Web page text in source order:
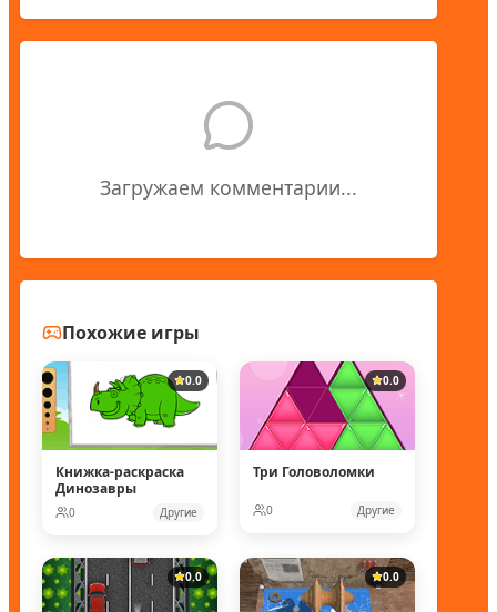
Загружаем комментарии...
Похожие игры
0.0
Книжка-раскраска
Динозавры
0 Другие
0.0
Три Головоломки
0 Другие
0.0 0.0